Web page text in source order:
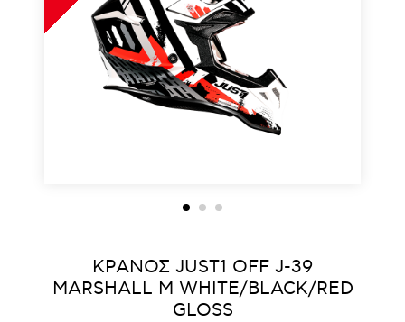
ΚΡΑΝΟΣ JUST1 OFF J-39
MARSHALL M WHITE/BLACK/RED
GLOSS